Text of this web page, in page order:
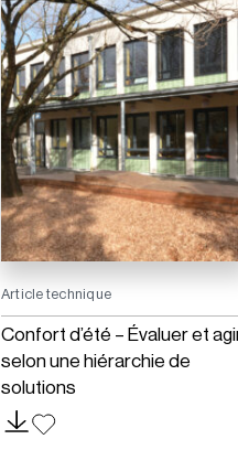
Article technique
Confort d’été – Évaluer et
selon une hiérarchie de
solutions